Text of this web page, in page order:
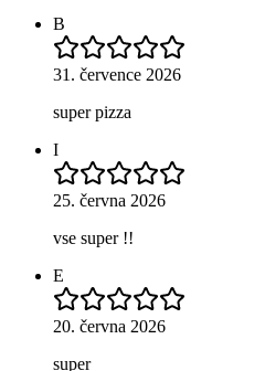
B
31. července 2026
super pizza
I
25. června 2026
vse super !!
E
20. června 2026
super